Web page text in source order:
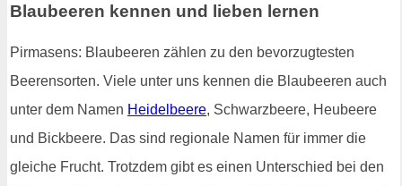
Blaubeeren kennen und lieben lernen
Pirmasens: Blaubeeren zählen zu den bevorzugtesten
Beerensorten. Viele unter uns kennen die Blaubeeren auch
unter dem Namen Heidelbeere, Schwarzbeere, Heubeere
und Bickbeere. Das sind regionale Namen für immer die
gleiche Frucht. Trotzdem gibt es einen Unterschied bei den